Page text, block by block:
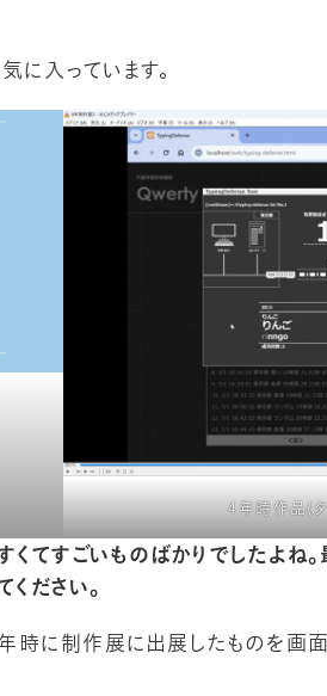
入っています。
4年時作品(
てすごいものばかりでしたよね
ださい。
時に制作展に出展したものを画